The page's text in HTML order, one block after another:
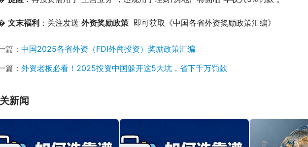
文末福利 ：关注发送 外资奖励政策 即可获取《中国各省外资奖励政策汇编》
篇： 中国2025各省外资（FDI外商投资）奖励政策汇编
篇： 外资老板必看！2025投资中国躲开这5大坑，省下千万罚款
新闻